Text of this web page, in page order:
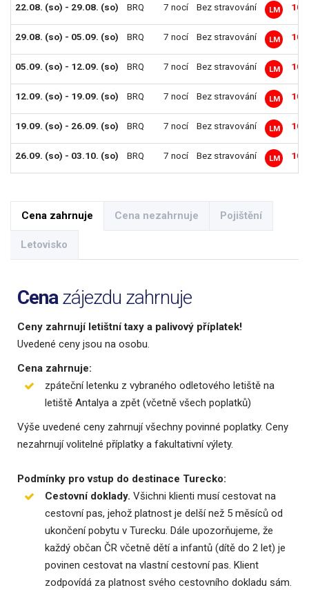
22.08. (so) - 29.08. (so) BRQ 7 nocí Bez stravování LM 10
29.08. (so) - 05.09. (so) BRQ 7 nocí Bez stravování LM 10
05.09. (so) - 12.09. (so) BRQ 7 nocí Bez stravování LM 10
12.09. (so) - 19.09. (so) BRQ 7 nocí Bez stravování LM 10
19.09. (so) - 26.09. (so) BRQ 7 nocí Bez stravování LM 10
26.09. (so) - 03.10. (so) BRQ 7 nocí Bez stravování LM 10
Cena zahrnuje Cena nezahrnuje Pojištění
Letovisko
Cenazájezdu zahrnuje
Ceny zahrnují letištní taxy a palivový příplatek!
Uvedené ceny jsou na osobu.
Cena zahrnuje:
zpáteční letenku z vybraného odletového letiště na
letiště Antalya a zpět (včetně všech poplatků)
Výše uvedené ceny zahrnují všechny povinné poplatky. Ceny
nezahrnují volitelné příplatky a fakultativní výlety.
Podmínky pro vstup do destinace Turecko:
Cestovní doklady. Všichni klienti musí cestovat na
cestovní pas, jehož platnost je delší než 5 měsíců od
ukončení pobytu v Turecku. Dále upozorňujeme, že
každý občan ČR včetně dětí a infantů (dítě do 2 let) je
povinen cestovat na vlastní cestovní pas. Klient
zodpovídá za platnost svého cestovního dokladu sám.